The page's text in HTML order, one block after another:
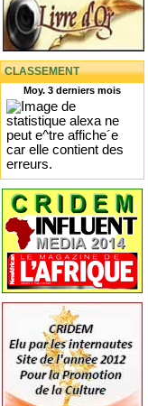
CLASSEMENT
Moy. 3 derniers mois